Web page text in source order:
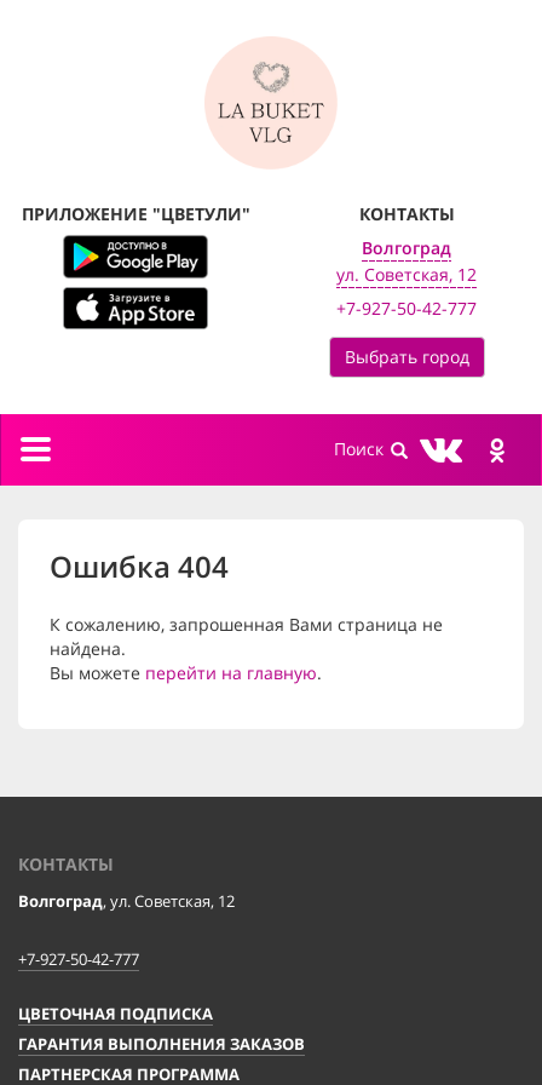
ПРИЛОЖЕНИЕ "ЦВЕТУЛИ"
КОНТАКТЫ
Волгоград
ул. Советская, 12
+7-927-50-42-777
Выбрать город
Toggle
Ошибка 404
К сожалению, запрошенная Вами страница не
найдена.
Вы можете перейти на главную.
КОНТАКТЫ
Волгоград, ул. Советская, 12
+7-927-50-42-777
ЦВЕТОЧНАЯ ПОДПИСКА
ГАРАНТИЯ ВЫПОЛНЕНИЯ ЗАКАЗОВ
ПАРТНЕРСКАЯ ПРОГРАММА